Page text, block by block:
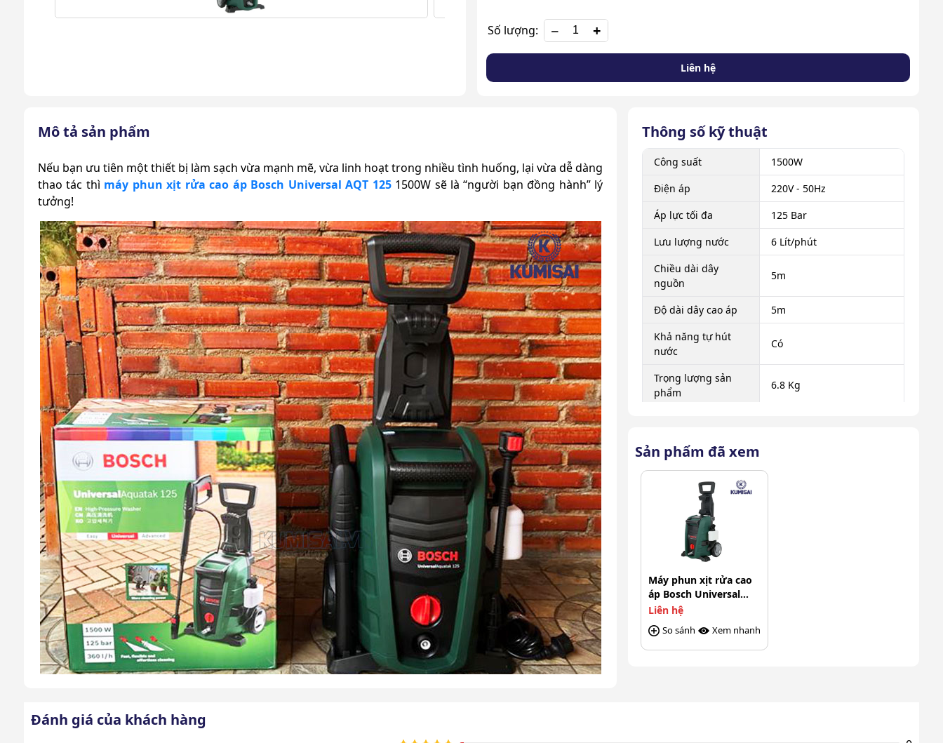
Số lượng: +
Liên hệ
Mô tả sản phẩm
Nếu bạn ưu tiên một thiết bị làm sạch vừa mạnh mẽ, vừa linh hoạt trong nhiều tình huống, lại vừa dễ dàng
thao tác thì máy phun xịt rửa cao áp Bosch Universal AQT 1251500W sẽ là “người bạn đồng hành” lý
tưởng!
Thông số kỹ thuật
Công suất
1500W
Điện áp
220V - 50Hz
Áp lực tối đa
125 Bar
Lưu lượng nước
6 Lít/phút
Chiều dài dây
nguồn
5m
Độ dài dây cao áp
5m
Khả năng tự hút
nước
Có
Trọng lượng sản
phẩm
6.8 Kg
Xuất xứ
Sản phẩm đã xem
Máy phun xịt rửa cao
áp Bosch Universal
AQT 125 1500W
Liên hệ
So sánh Xem nhanh
Đánh giá của khách hàng